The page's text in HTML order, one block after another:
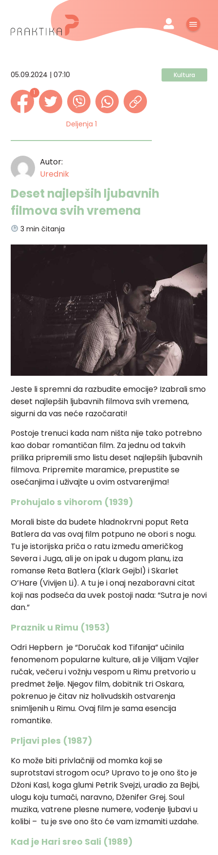
05.09.2024 | 07:10 Kultura
1
Deljenja 1
Autor:
Urednik
Deset najlepših ljubavnih
filmova svih vremena
3 min čitanja
Jeste li spremni da razbudite emocije? Izabrali smo
deset najlepših ljubavnih filmova svih vremena,
sigurni da vas neće razočarati!
Postoje trenuci kada nam ništa nije tako potrebno
kao dobar romantičan film. Za jednu od takvih
prilika pripremili smo listu deset najlepših ljubavnih
filmova. Pripremite maramice, prepustite se
osećanjima i uživajte u ovim ostvarenjima!
Prohujalo s vihorom (1939)
Morali biste da budete hladnokrvni poput Reta
Batlera da vas ovaj film potpuno ne obori s nogu.
Tu je istorijska priča o ratu između američkog
Severa i Juga, ali je on ipak u dugom planu, iza
romanse Reta Batlera (Klark Gejbl) i Skarlet
O’Hare (Vivijen Li). A tu je i onaj nezaboravni citat
koji nas podseća da uvek postoji nada: “Sutra je novi
dan.”
Praznik u Rimu (1953)
Odri Hepbern je “Doručak kod Tifanija” učinila
fenomenom popularne kulture, ali je Vilijam Vajler
ručak, večeru i vožnju vespom u Rimu pretvorio u
predmet želje. Njegov film, dobitnik tri Oskara,
pokrenuo je čitav niz holivudskih ostvarenja
snimljenih u Rimu. Ovaj film je sama esencija
romantike.
Prljavi ples (1987)
Ko može biti privlačniji od momka koji se
suprotstavi strogom ocu? Upravo to je ono što je
Džoni Kasl, koga glumi Petrik Svejzi, uradio za Bejbi,
ulogu koju tumači, naravno, Dženifer Grej. Soul
muzika, vatrene plesne numere, vođenje ljubavi u
kolibi – tu je sve ono što će vam izmamiti uzdahe.
Kad je Hari sreo Sali (1989)